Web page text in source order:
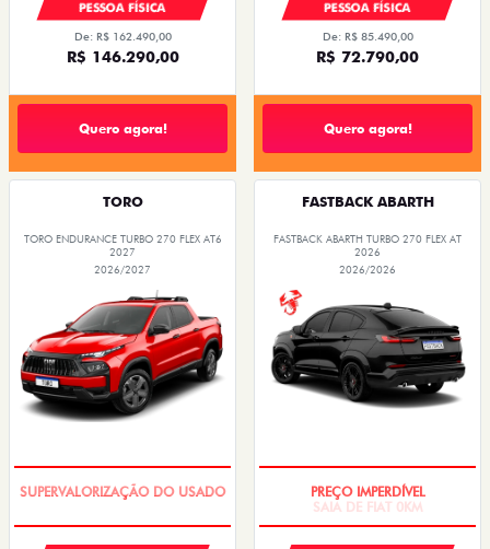
PESSOA FÍSICA
De: R$ 162.490,00
R$ 146.290,00
Quero agora!
PESSOA FÍSICA
De: R$ 85.490,00
R$ 72.790,00
Quero agora!
TORO
TORO ENDURANCE TURBO 270 FLEX AT6
2027
2026/2027
FASTBACK ABARTH
FASTBACK ABARTH TURBO 270 FLEX AT
2026
2026/2026